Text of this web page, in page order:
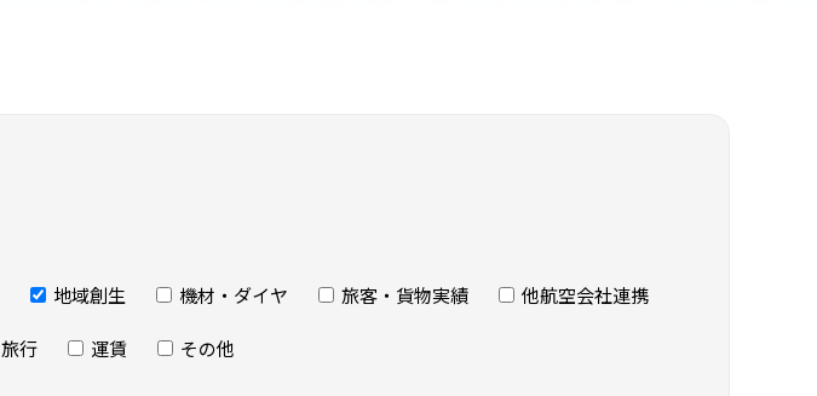
地域創生 機材・ダイヤ 旅客・貨物実績 他航空会社連携
旅行 運賃 その他